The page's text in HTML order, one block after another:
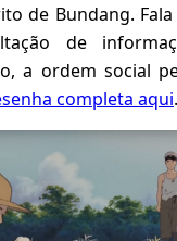
de Bundang.
de
a ordem social
completa aqui.